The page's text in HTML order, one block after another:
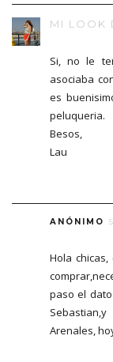
MI LOOK
Si, no le
asociaba
es
peluqueria.
Besos,
Lau
ANÓNIMO
Hola
paso el
Arenales,